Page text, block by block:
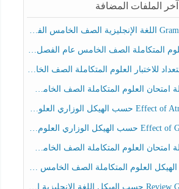
آخر الملفات المضافة
الصف الخامس عام الفصل الدراسي الثالث 2025-2026
العلوم المتكاملة الصف الخامس عام الفصل الثالث
المتكاملة الصف الخامس انسبير الفصل الثالث
العلوم المتكاملة الصف الخامس عام الفصل الثالث
المتكاملة الصف الخامس انسبير الفصل الثالث